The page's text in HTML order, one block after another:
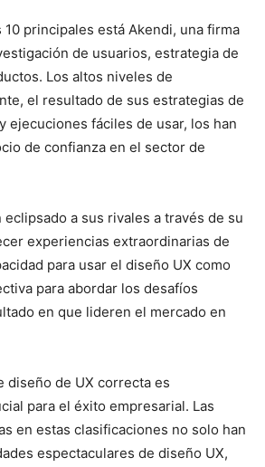
principales está Akendi, una firma
de usuarios, estrategia de‍
Los altos niveles de
el resultado⁢ de sus estrategias de
ejecuciones fáciles de usar, ​los han
de confianza en el sector de
eclipsado a ‍sus‌ rivales a⁤ través de‍ su
experiencias extraordinarias de
para usar ​el diseño UX ‌como
⁣para abordar los desafíos
en ‍que lideren el mercado en
​diseño de⁢ UX⁣ correcta es
para​ el éxito empresarial. Las
⁣en estas‌ clasificaciones no solo han
espectaculares‌ de⁤ diseño UX,